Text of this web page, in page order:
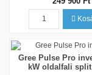
Gree Pulse Pro
kW oldalfali